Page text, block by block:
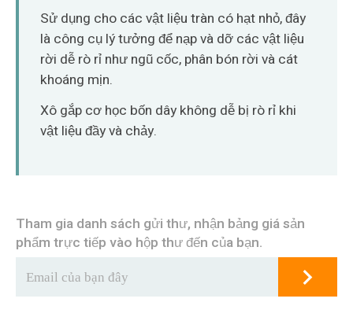
Sử dụng cho các vật liệu tràn có hạt nhỏ, đây
là công cụ lý tưởng để nạp và dỡ các vật liệu
rời dễ rò rỉ như ngũ cốc, phân bón rời và cát
khoáng mịn.
Xô gắp cơ học bốn dây không dễ bị rò rỉ khi
vật liệu đầy và chảy.
Tham gia danh sách gửi thư, nhận bảng giá sản
phẩm trực tiếp vào hộp thư đến của bạn.